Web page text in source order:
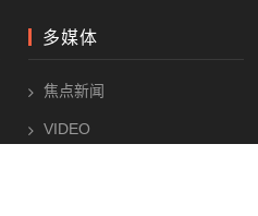
多媒体
焦点新闻
VIDEO